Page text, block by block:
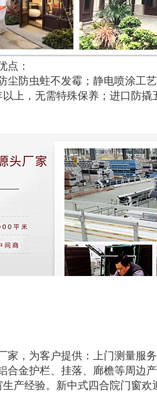
点：
尘防虫蛀不发霉；静电喷涂工
上，无需特殊保养；进口防
家，为客户提供：上门测量服
合金护栏、挂落、廊檐等周边
产经验。新中式四合院门窗欢